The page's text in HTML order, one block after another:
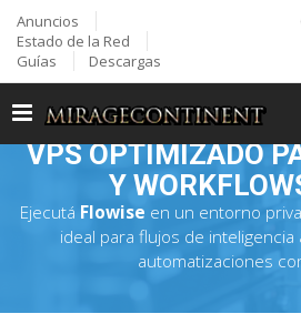
Anuncios
Estado de la Red
Guías
Descargas
VPS OPTIMIZADO
Y
Ejecutá Flowise en un entorno
ideal para flujos de inteligencia
automatizaciones